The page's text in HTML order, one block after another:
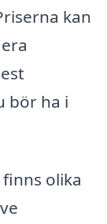
kan
bör ha i
finns olika